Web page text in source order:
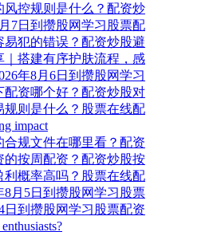
风控规则是什么？配资炒
7日到攒股网学习股票配
易犯的错误？配资炒股避
｜搭建有序护肤流程，感
年8月6日到攒股网学习
配资哪个好？配资炒股对
规则是什么？股票在线配
impact
合规文件在哪里看？配资
的按周配资？配资炒股按
利概率高吗？股票在线配
8月5日到攒股网学习股票
日到攒股网学习股票配资